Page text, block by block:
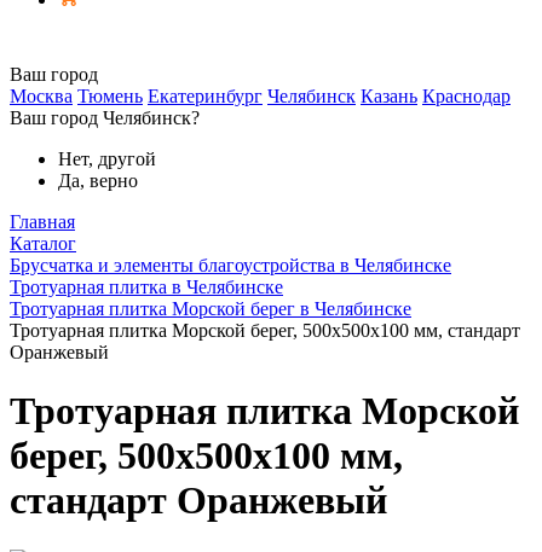
Ваш город
Москва Тюмень Екатеринбург Челябинск Казань Краснодар
Ваш город Челябинск?
Нет, другой
Да, верно
Главная
Каталог
Брусчатка и элементы благоустройства в Челябинске
Тротуарная плитка в Челябинске
Тротуарная плитка Морской берег в Челябинске
Тротуарная плитка Морской берег, 500х500х100 мм, стандарт
Оранжевый
Тротуарная плитка Морской
берег, 500х500х100 мм,
стандарт Оранжевый